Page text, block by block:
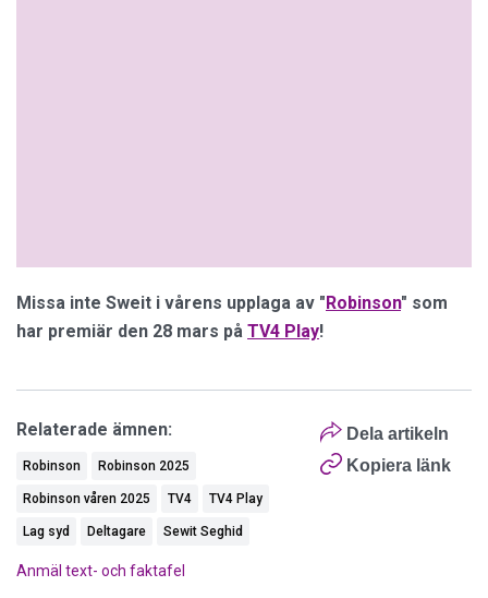
Missa inte Sweit i vårens upplaga av "Robinson" som
har premiär den 28 mars på TV4 Play!
Dela artikeln
Kopiera länk
Relaterade ämnen:
Robinson Robinson 2025
Robinson våren 2025 TV4 TV4 Play
Lag syd Deltagare Sewit Seghid
Anmäl text- och faktafel